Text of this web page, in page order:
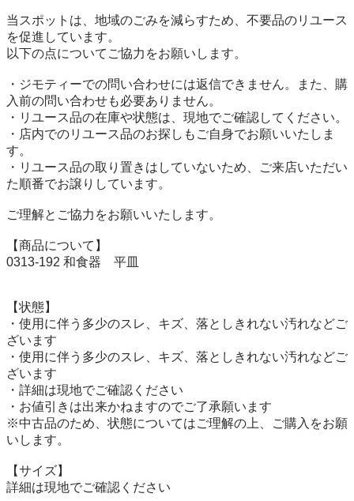
当スポットは、地域のごみを減らすため、不要品のリユース
を促進しています。
以下の点についてご協力をお願いします。
・ジモティーでの問い合わせには返信できません。また、購
入前の問い合わせも必要ありません。
・リユース品の在庫や状態は、現地でご確認してください。
・店内でのリユース品のお探しもご自身でお願いいたしま
す。
・リユース品の取り置きはしていないため、ご来店いただい
た順番でお譲りしています。
ご理解とご協力をお願いいたします。
【商品について】
0313-192 和食器　平皿
【状態】
・使用に伴う多少のスレ、キズ、落としきれない汚れなどご
ざいます
・使用に伴う多少のスレ、キズ、落としきれない汚れなどご
ざいます
・詳細は現地でご確認ください
・お値引きは出来かねますのでご了承願います
※中古品のため、状態についてはご理解の上、ご購入をお願
いします。
【サイズ】
詳細は現地でご確認ください